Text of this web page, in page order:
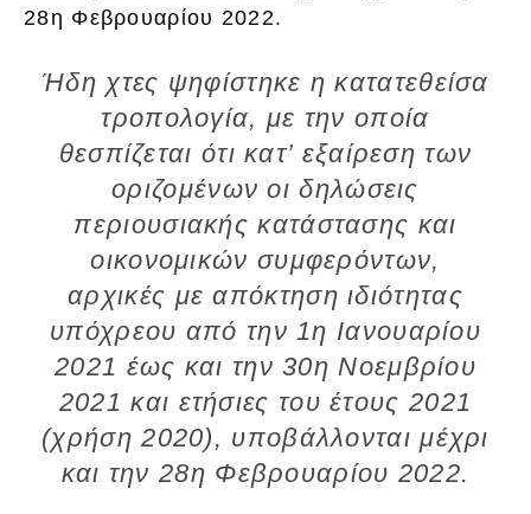
28η Φεβρουαρίου 2022.
Ήδη χτες ψηφίστηκε η κατατεθείσα
τροπολογία, με την οποία
θεσπίζεται ότι κατ’ εξαίρεση των
οριζομένων οι δηλώσεις
περιουσιακής κατάστασης και
οικονομικών συμφερόντων,
αρχικές με απόκτηση ιδιότητας
υπόχρεου από την 1η Ιανουαρίου
2021 έως και την 30η Νοεμβρίου
2021 και ετήσιες του έτους 2021
(χρήση 2020), υποβάλλονται μέχρι
και την 28η Φεβρουαρίου 2022.